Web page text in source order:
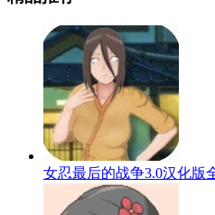
女忍最后的战争3.0汉化版